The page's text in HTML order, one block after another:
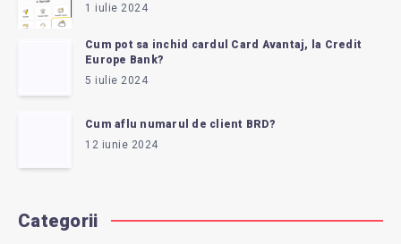
1 iulie 2024
Cum pot sa inchid cardul Card Avantaj, la Credit
Europe Bank?
5 iulie 2024
Cum aflu numarul de client BRD?
12 iunie 2024
Categorii